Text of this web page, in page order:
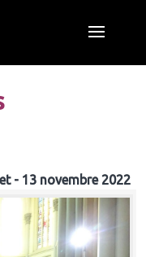
- 13 novembre 2022